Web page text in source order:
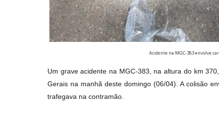
Acidente na MGC-383 envolve
Um grave acidente na MGC-383, na altura do km
Gerais na manhã deste domingo (06/04). A colisão
trafegava na contramão.